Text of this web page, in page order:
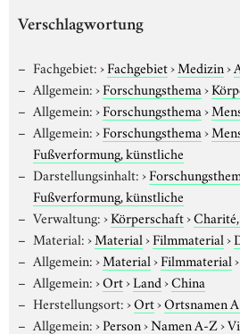
Verschlagwortung
Fachgebiet:›Fachgebiet›Medizin›
Allgemein:›Forschungsthema›
Allgemein:›Forschungsthema›
Allgemein:›Forschungsthema›
Fußverformung, künstliche
Darstellungsinhalt:›
Fußverformung, künstliche
Verwaltung:›Körperschaft›
Material:›Material›Filmmaterial›
Allgemein:›Material›Filmmaterial›
Allgemein:›Ort›Land›China
Herstellungsort:›Ort›Ortsnamen
Allgemein:›Person›Namen A-Z›